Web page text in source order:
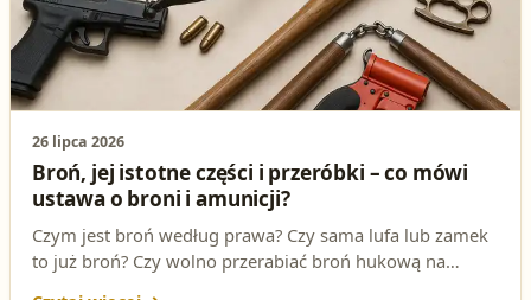
26 lipca 2026
Broń, jej istotne części i przeróbki – co mówi
ustawa o broni i amunicji?
Czym jest broń według prawa? Czy sama lufa lub zamek
to już broń? Czy wolno przerabiać broń hukową na